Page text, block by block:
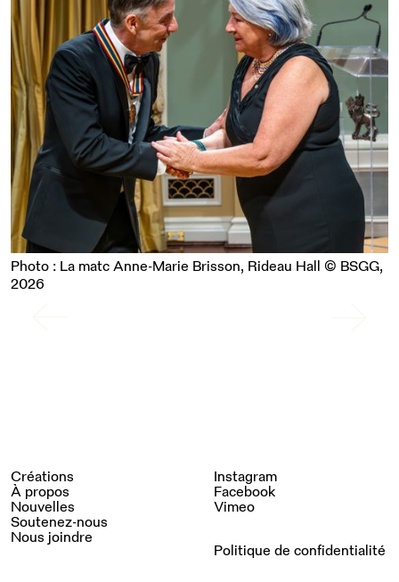
Photo : La matc Anne-Marie Brisson, Rideau Hall © BSGG,
2026
Créations
À propos
Nouvelles
Soutenez-nous
Nous joindre
Instagram
Facebook
Vimeo
Politique de confidentialité